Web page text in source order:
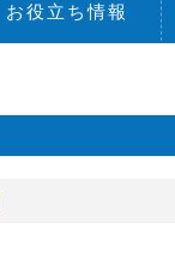
お役立ち情報